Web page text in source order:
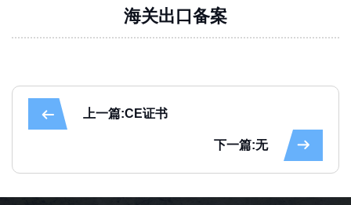
海关出口备案
上一篇:CE证书
下一篇:无